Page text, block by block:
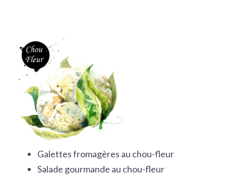
Galettes fromagères au chou-fleur
Salade gourmande au chou-fleur